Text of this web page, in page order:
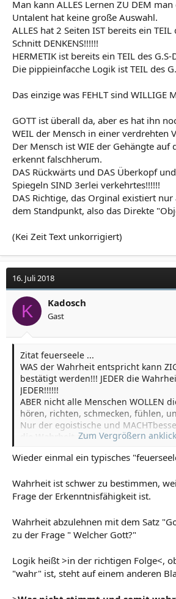
Man kann ALLES Lernen ZU DEM
Untalent hat keine große Auswahl.
ALLES hat 2 Seiten IST bereits ein
Schnitt DENKENS!!!!!!
HERMETIK ist bereits ein TEIL des G.S-
Die pippieinfacche Logik ist TEIL des
Das einzige was FEHLT sind WILLIGE
GOTT ist überall da, aber es hat ihn
WEIL der Mensch in einer verdrehten
Der Mensch ist WIE der Gehängte auf
erkennt falschherum.
DAS Rückwärts und DAS Überkopf
Spiegeln SIND 3erlei verkehrtes!!!!!!
DAS Richtige, das Orginal existiert
dem Standpunkt, also das Direkte
(Kei Zeit Text unkorrigiert)
16. Juli 2018
K Kadosch
Gast
Zitat feuerseele ...
WAS der Wahrheit entspricht kann
bestätigt werden!!! JEDER die
JEDER!!!!!!
ABER nicht alle Menschen WOLLEN
hören, richten, schmecken, fühlen,
Nur der egoistische und
die Wahrheit ab!
Gott ablehnen" !!!
Anders Denken hilft!!!
LOGIK !!!
Was nicht stimmt und somit wahr
logisch sein. Also ist auch niemals
ERGO:
Zum Vergrößern
Wieder einmal ein typisches
Wahrheit ist schwer zu bestimmen,
Frage der Erkenntnisfähigkeit ist.
Wahrheit abzulehnen mit dem Satz
zu der Frage " Welcher Gott?"
Logik heißt >in der richtigen Folge<,
"wahr" ist, steht auf einem anderen